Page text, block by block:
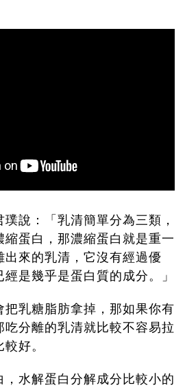
說：「乳清簡單分為三類，
蛋白，那濃縮蛋白就是重一
來的乳清，它沒有經過優
是幾乎是蛋白質的成分。」
乳糖脂肪拿掉，那如果你有
分離的乳清就比較不容易拉
好。
水解蛋白分解成分比較小的